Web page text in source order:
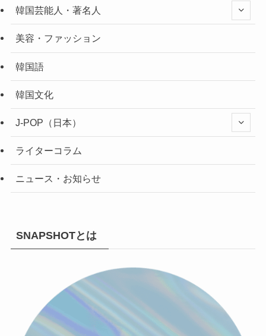
韓国芸能人・著名人
美容・ファッション
韓国語
韓国文化
J-POP（日本）
ライターコラム
ニュース・お知らせ
SNAPSHOTとは